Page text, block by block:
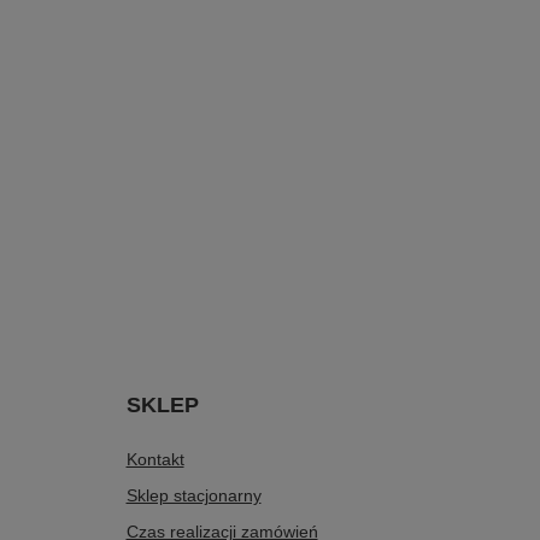
SKLEP
Kontakt
Sklep stacjonarny
Czas realizacji zamówień